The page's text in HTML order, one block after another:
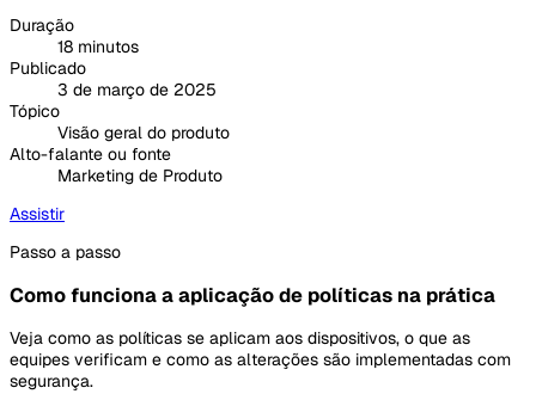
Duração
18 minutos
Publicado
3 de março de 2025
Tópico
Visão geral do produto
Alto-falante ou fonte
Marketing de Produto
Assistir
Passo a passo
Como funciona a aplicação de políticas na prática
Veja como as políticas se aplicam aos dispositivos, o que as
equipes verificam e como as alterações são implementadas com
segurança.